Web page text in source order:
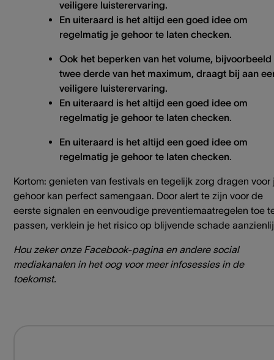
veiligere luisterervaring.
En uiteraard is het altijd een goed idee om
regelmatig je gehoor te laten checken.
Ook het beperken van het volume, bijvoorbeeld
twee derde van het maximum, draagt bij aan
veiligere luisterervaring.
En uiteraard is het altijd een goed idee om
regelmatig je gehoor te laten checken.
En uiteraard is het altijd een goed idee om
regelmatig je gehoor te laten checken.
Kortom: genieten van festivals en tegelijk zorg dragen voor
gehoor kan perfect samengaan. Door alert te zijn voor de
eerste signalen en eenvoudige preventiemaatregelen toe
passen, verklein je het risico op blijvende schade
Hou zeker onze Facebook-pagina en andere social
mediakanalen in het oog voor meer infosessies in de
toekomst.